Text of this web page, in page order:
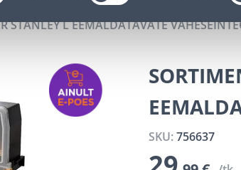
STANLEY L EEMALDATAVATE
SKU:756637